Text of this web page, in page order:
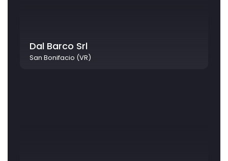
Dal Barco Srl
San Bonifacio (VR)